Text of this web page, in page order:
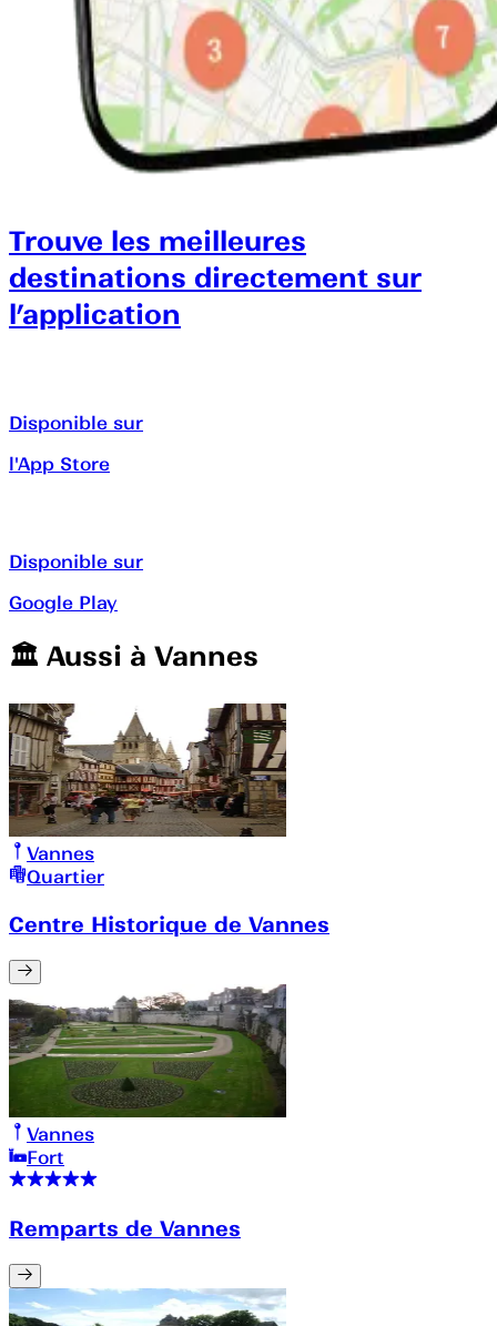
Trouve les meilleures
destinations directement sur
l’application
Disponible sur
l'App Store
Disponible sur
Google Play
🏛️️ Aussi à Vannes
Vannes
Quartier
Centre Historique de Vannes
Vannes
Fort
Remparts de Vannes